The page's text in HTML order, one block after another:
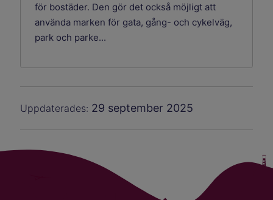
för bostäder. Den gör det också möjligt att
använda marken för gata, gång- och cykelväg,
park och parke...
Uppdaterades: 29 september 2025